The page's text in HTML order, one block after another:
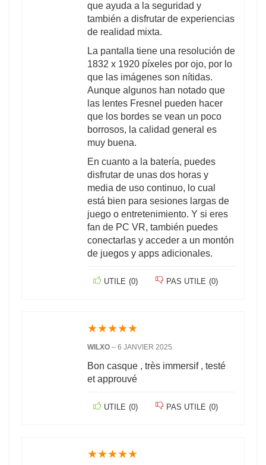
que ayuda a la seguridad y
también a disfrutar de experiencias
de realidad mixta.
La pantalla tiene una resolución de
1832 x 1920 píxeles por ojo, por lo
que las imágenes son nítidas.
Aunque algunos han notado que
las lentes Fresnel pueden hacer
que los bordes se vean un poco
borrosos, la calidad general es
muy buena.
En cuanto a la batería, puedes
disfrutar de unas dos horas y
media de uso continuo, lo cual
está bien para sesiones largas de
juego o entretenimiento. Y si eres
fan de PC VR, también puedes
conectarlas y acceder a un montón
de juegos y apps adicionales.
UTILE (0) PAS UTILE (0)
★★★★★
WILXO – 6 JANVIER 2025
Bon casque , très immersif , testé
et approuvé
UTILE (0) PAS UTILE (0)
★★★★★